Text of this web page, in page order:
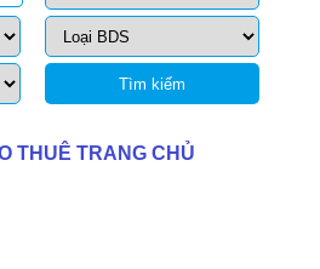
Tìm kiếm
THUÊ TRANG CHỦ